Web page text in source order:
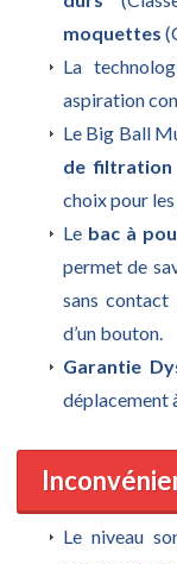
moquettes
La
aspiration
Le Big Ball
de filtration
choix pour
Le bac à
permet de
sans contact
d’un bouton.
Garantie
déplacement
Le niveau